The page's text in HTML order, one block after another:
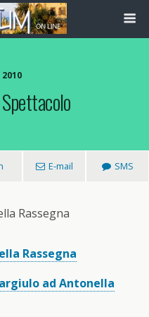
E-mail SMS
Rassegna
ad Antonella